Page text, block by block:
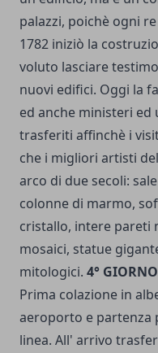
palazzi, poichè ogni
1782 iniziò la
voluto lasciare
nuovi edifici. Oggi la
ed anche ministeri
trasferiti affinchè i
che i migliori artisti
arco di due secoli:
colonne di marmo,
cristallo, intere pareti
mosaici, statue
mitologici. 4°
Prima colazione in
aeroporto e partenza
linea. All' arrivo